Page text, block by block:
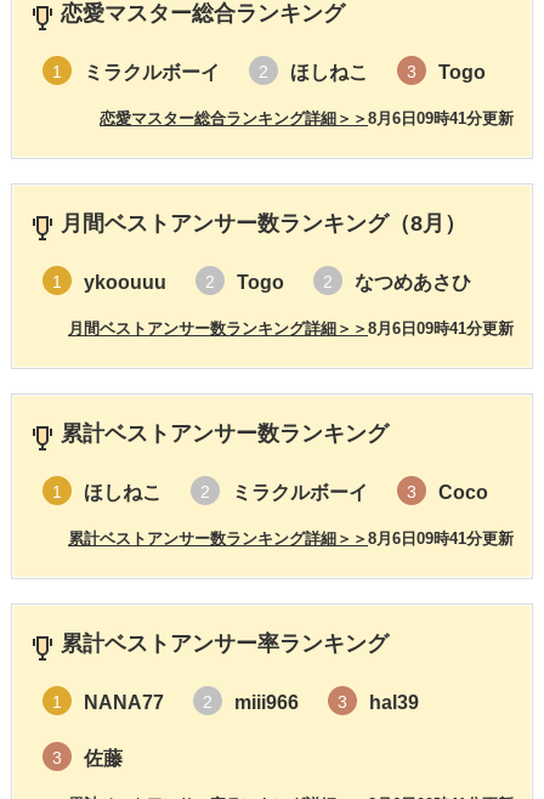
恋愛マスター総合ランキング
1 ミラクルボーイ 2 ほしねこ 3 Togo
8月6日09時41分更新
恋愛マスター総合ランキング詳細＞＞
月間ベストアンサー数ランキング（8月）
1 ykoouuu 2 Togo 2 なつめあさひ
8月6日09時41分更新
月間ベストアンサー数ランキング詳細＞＞
累計ベストアンサー数ランキング
1 ほしねこ 2 ミラクルボーイ 3 Coco
8月6日09時41分更新
累計ベストアンサー数ランキング詳細＞＞
累計ベストアンサー率ランキング
1 NANA77 2 miii966 3 hal39
3 佐藤